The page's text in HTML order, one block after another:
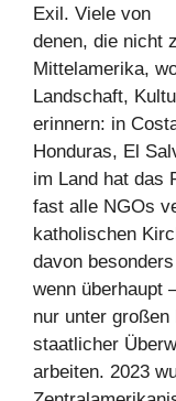
Exil. Viele von
denen, die nicht
Mittelamerika,
Landschaft,
erinnern: in
Honduras, El
im Land hat das
fast alle NGOs
katholischen
davon
wenn überhaupt
nur unter
staatlicher
arbeiten. 2023